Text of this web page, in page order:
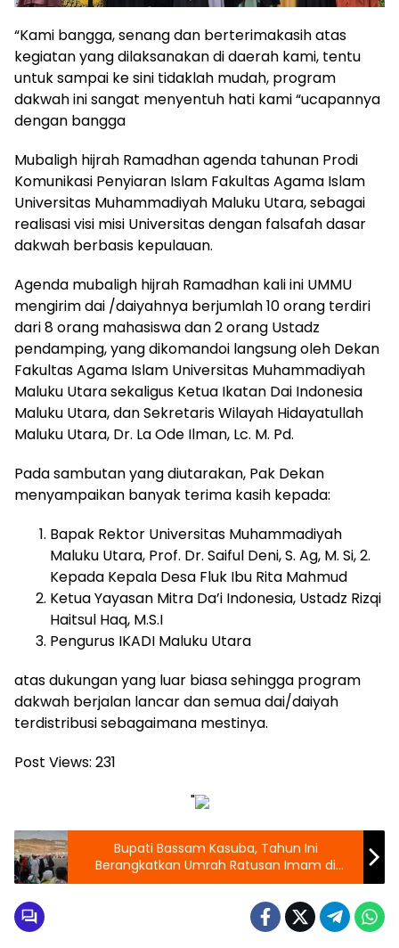
“Kami bangga, senang dan berterimakasih atas
kegiatan yang dilaksanakan di daerah kami, tentu
untuk sampai ke sini tidaklah mudah, program
dakwah ini sangat menyentuh hati kami “ucapannya
dengan bangga
Mubaligh hijrah Ramadhan agenda tahunan Prodi
Komunikasi Penyiaran Islam Fakultas Agama Islam
Universitas Muhammadiyah Maluku Utara, sebagai
realisasi visi misi Universitas dengan falsafah dasar
dakwah berbasis kepulauan.
Agenda mubaligh hijrah Ramadhan kali ini UMMU
mengirim dai /daiyahnya berjumlah 10 orang terdiri
dari 8 orang mahasiswa dan 2 orang Ustadz
pendamping, yang dikomandoi langsung oleh Dekan
Fakultas Agama Islam Universitas Muhammadiyah
Maluku Utara sekaligus Ketua Ikatan Dai Indonesia
Maluku Utara, dan Sekretaris Wilayah Hidayatullah
Maluku Utara, Dr. La Ode Ilman, Lc. M. Pd.
Pada sambutan yang diutarakan, Pak Dekan
menyampaikan banyak terima kasih kepada:
Bapak Rektor Universitas Muhammadiyah
Maluku Utara, Prof. Dr. Saiful Deni, S. Ag, M. Si, 2.
Kepada Kepala Desa Fluk Ibu Rita Mahmud
Ketua Yayasan Mitra Da’i Indonesia, Ustadz Rizqi
Haitsul Haq, M.S.I
Pengurus IKADI Maluku Utara
atas dukungan yang luar biasa sehingga program
dakwah berjalan lancar dan semua dai/daiyah
terdistribusi sebagaimana mestinya.
Post Views: 231
"
Bupati Bassam Kasuba, Tahun Ini
Berangkatkan Umrah Ratusan Imam di
Halmahera Selatan.